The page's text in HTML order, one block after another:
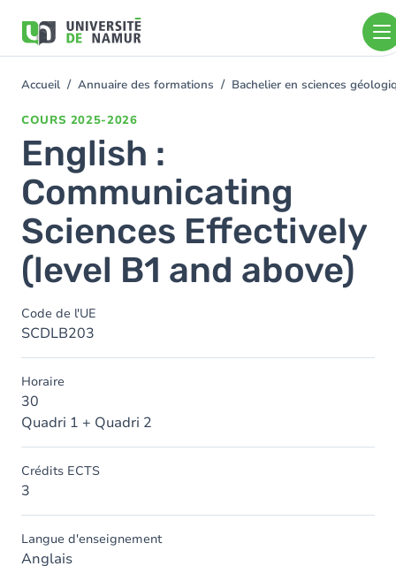
contenu
You
Accueil Annuaire des formations Bachelier en sciences
COURS 2025-2026
English :
Communicating
Sciences Effectively
(level B1 and above)
Code de l'UE
SCDLB203
Horaire
30
Quadri 1 + Quadri 2
Crédits ECTS
3
Langue d'enseignement
Anglais